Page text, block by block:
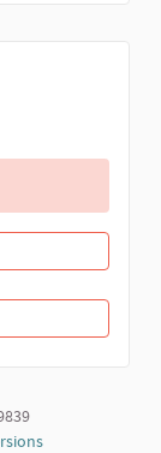
contre la
contre